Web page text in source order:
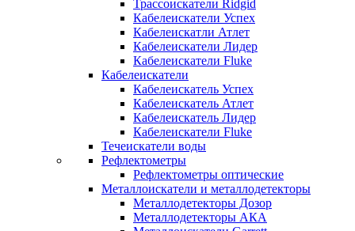
Трассоискатели Ridgid
Кабелеискатели Успех
Кабелеискатли Атлет
Кабелеискатели Лидер
Кабелеискатели Fluke
Кабелеискатели
Кабелеискатель Успех
Кабелеискатель Атлет
Кабелеискатель Лидер
Кабелеискатели Fluke
Течеискатели воды
Рефлектометры
Рефлектометры оптические
Металлоискатели и металлодетекторы
Металлодетекторы Дозор
Металлодетекторы АКА